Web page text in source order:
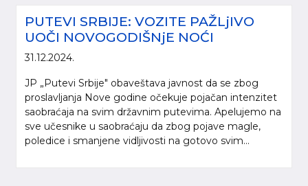
PUTEVI SRBIJE: VOZITE PAŽLjIVO
UOČI NOVOGODIŠNjE NOĆI
31.12.2024.
JP „Putevi Srbije" obaveštava javnost da se zbog
proslavljanja Nove godine očekuje pojačan intenzitet
saobraćaja na svim državnim putevima. Apelujemo na
sve učesnike u saobraćaju da zbog pojave magle,
poledice i smanjene vidljivosti na gotovo svim...